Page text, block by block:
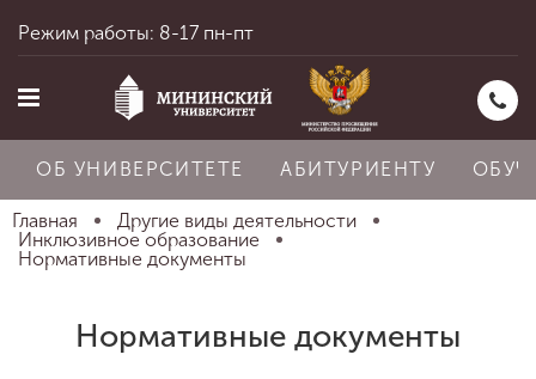
Режим работы: 8-17 пн-пт
ОБ УНИВЕРСИТЕТЕ АБИТУРИЕНТУ
Главная
Другие виды деятельности
Инклюзивное образование
Нормативные документы
Нормативные документы